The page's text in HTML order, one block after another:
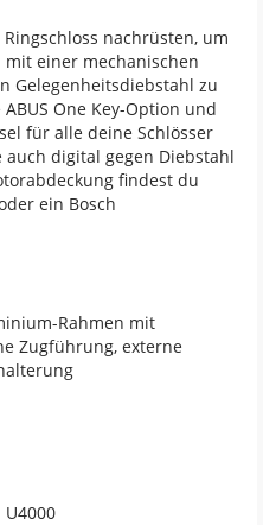
nachrüsten, um
einer mechanischen
Gelegenheitsdiebstahl zu
One Key-Option und
für alle deine Schlösser
auch digital gegen Diebstahl
findest du
ein Bosch
Rahmen mit
Zugführung, externe
U4000